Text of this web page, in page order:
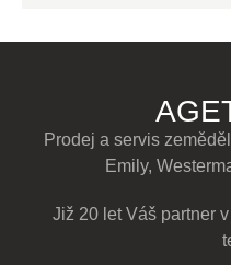
Prodej a servis
Emily,
Již 20 let Váš partner